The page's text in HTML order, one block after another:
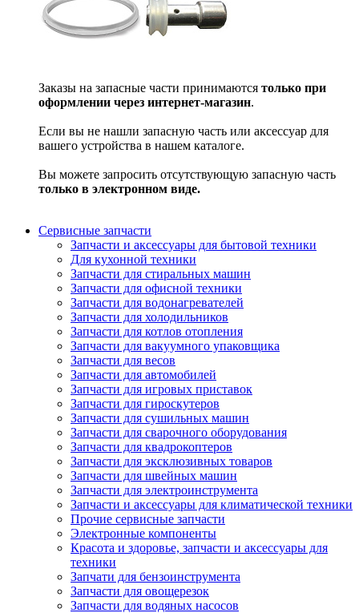
Заказы на запасные части принимаются только при
оформлении через интернет-магазин.
Если вы не нашли запасную часть или аксессуар для
вашего устройства в нашем каталоге.
Вы можете запросить отсутствующую запасную часть
только в электронном виде.
Сервисные запчасти
Запчасти и аксессуары для бытовой техники
Для кухонной техники
Запчасти для стиральных машин
Запчасти для офисной техники
Запчасти для водонагревателей
Запчасти для холодильников
Запчасти для котлов отопления
Запчасти для вакуумного упаковщика
Запчасти для весов
Запчасти для автомобилей
Запчасти для игровых приставок
Запчасти для гироскутеров
Запчасти для сушильных машин
Запчасти для сварочного оборудования
Запчасти для квадрокоптеров
Запчасти для эксклюзивных товаров
Запчасти для швейных машин
Запчасти для электроинструмента
Запчасти и аксессуары для климатической техники
Прочие сервисные запчасти
Электронные компоненты
Красота и здоровье, запчасти и аксессуары для
техники
Запчати для бензоинструмента
Запчасти для овощерезок
Запчасти для водяных насосов